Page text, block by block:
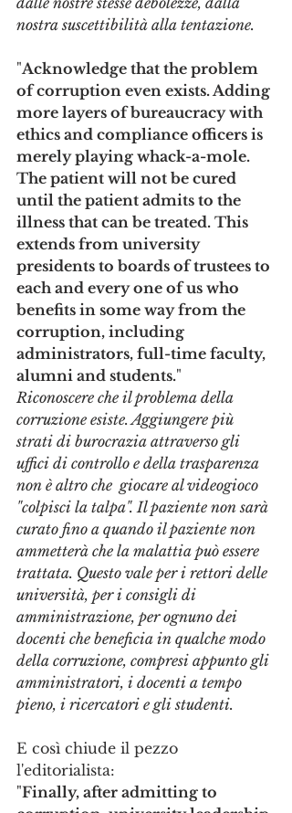
nostra suscettibilità alla tentazione.
"Acknowledge that the problem
of corruption even exists. Adding
more layers of bureaucracy with
ethics and compliance officers is
merely playing whack-a-mole.
The patient will not be cured
until the patient admits to the
illness that can be treated. This
extends from university
presidents to boards of trustees to
each and every one of us who
benefits in some way from the
corruption, including
administrators, full-time faculty,
alumni and students."
Riconoscere che il problema della
corruzione esiste. Aggiungere più
strati di burocrazia attraverso gli
uffici di controllo e della trasparenza
non è altro che  giocare al videogioco
"colpisci la talpa". Il paziente non sarà
curato fino a quando il paziente non
ammetterà che la malattia può essere
trattata. Questo vale per i rettori delle
università, per i consigli di
amministrazione, per ognuno dei
docenti che beneficia in qualche modo
della corruzione, compresi appunto gli
amministratori, i docenti a tempo
pieno, i ricercatori e gli studenti.
E così chiude il pezzo
l'editorialista:
"Finally, after admitting to